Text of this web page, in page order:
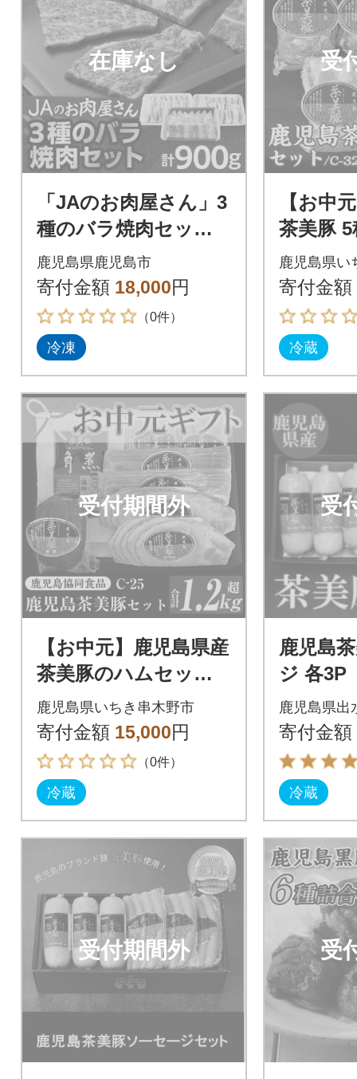
在庫なし
「JAのお肉屋さん」3
種のバラ焼肉セット
(計900g) K234-005
鹿児島県鹿児島市
寄付金額 18,000円
（0件）
冷凍
受
【お中
茶美豚
ット C-
鹿児島県い
寄付金額
冷蔵
受付期間外
【お中元】鹿児島県産
茶美豚のハムセット
(C-25)
鹿児島県いちき串木野市
寄付金額 15,000円
（0件）
冷蔵
受
鹿児島
ジ 各
【出水
鹿児島県出
寄付金額
冷蔵
受付期間外 受